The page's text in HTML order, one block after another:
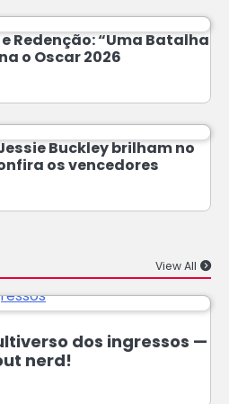
Redenção: “Uma Batalha
o Oscar 2026
Buckley brilham no
os vencedores
View All
dos ingressos —
nerd!